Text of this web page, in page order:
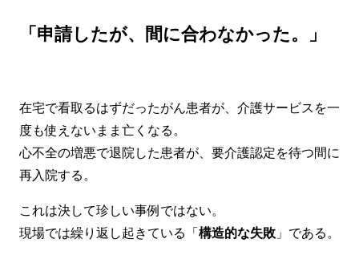
「申請したが、間に合わなかった。」
在宅で看取るはずだったがん患者が、介護サービスを一
度も使えないまま亡くなる。
心不全の増悪で退院した患者が、要介護認定を待つ間に
再入院する。
これは決して珍しい事例ではない。
現場では繰り返し起きている「構造的な失敗 」である。